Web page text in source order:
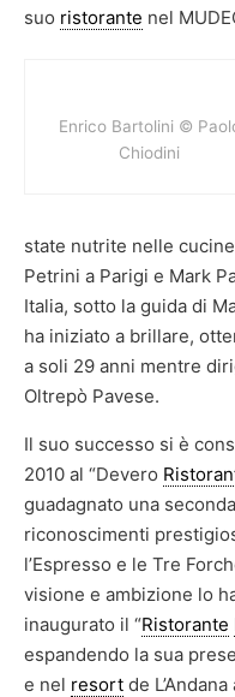
suo ristorante nel
Enrico Bartolini ©
Chiodini
state nutrite nelle
Petrini a Parigi e Mark
Italia, sotto la guida di
ha iniziato a brillare,
a soli 29 anni mentre
Oltrepò Pavese.
Il suo successo si è
2010 al “Devero
guadagnato una
riconoscimenti
l’Espresso e le Tre
visione e ambizione lo
inaugurato il “Ristorante
espandendo la sua
e nel resort de